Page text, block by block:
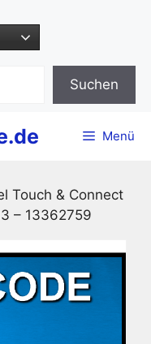
Suchen
Menü
Touch & Connect
– 13362759